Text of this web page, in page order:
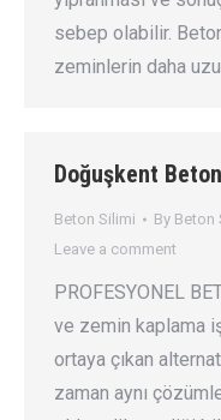
sebep olabilir.
zeminlerin daha
Doğuşkent
Beton Silimi By Beton
Leave a comment
PROFESYONEL
ve zemin kaplama
ortaya çıkan
zaman aynı